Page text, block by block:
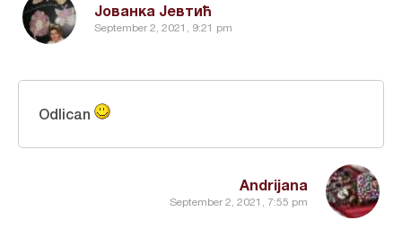
Јованка Јевтић
September 2, 2021, 9:21 pm
Andrijana
September 2, 2021, 7:55 pm
Odlican